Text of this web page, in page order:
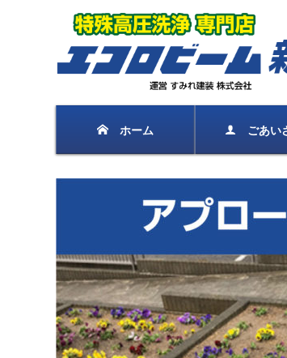
ホーム ごあい